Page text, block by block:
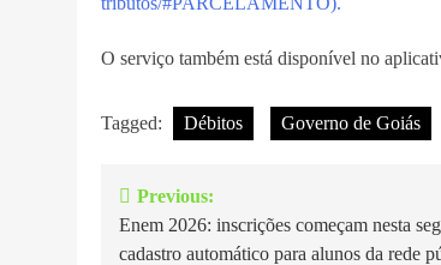
O serviço também está disponível no
Tagged: Débitos Governo de Goiás
Navegação
de
Previous:
Enem 2026: inscrições começam nesta
cadastro automático para alunos da rede